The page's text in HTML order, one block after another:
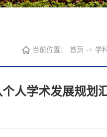
当前位置： 首页 -> 学
人学术发展规划